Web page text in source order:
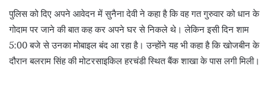
पुलिस को दिए अपने आवेदन में सुनैना देवी ने कहा है कि वह गत गुरुवार को धान के
गोदाम पर जाने की बात कह कर अपने घर से निकले थे। लेकिन इसी दिन शाम
5:00 बजे से उनका मोबाइल बंद आ रहा है। उन्होंने यह भी कहा है कि खोजबीन के
दौरान बलराम सिंह की मोटरसाइकिल हरचंडी स्थित बैंक शाखा के पास लगी मिली।